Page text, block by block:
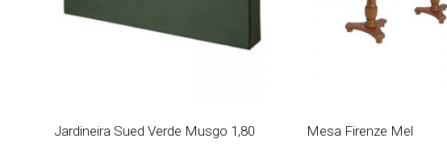
Jardineira Sued Verde Musgo 1,80 Mesa Firenze Mel